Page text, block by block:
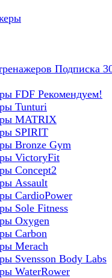
Подписка
FDF Рекомендуем!
Tunturi
MATRIX
SPIRIT
Bronze Gym
VictoryFit
Concept2
Assault
CardioPower
Sole Fitness
Oxygen
Carbon
Merach
Svensson Body Labs
WaterRower